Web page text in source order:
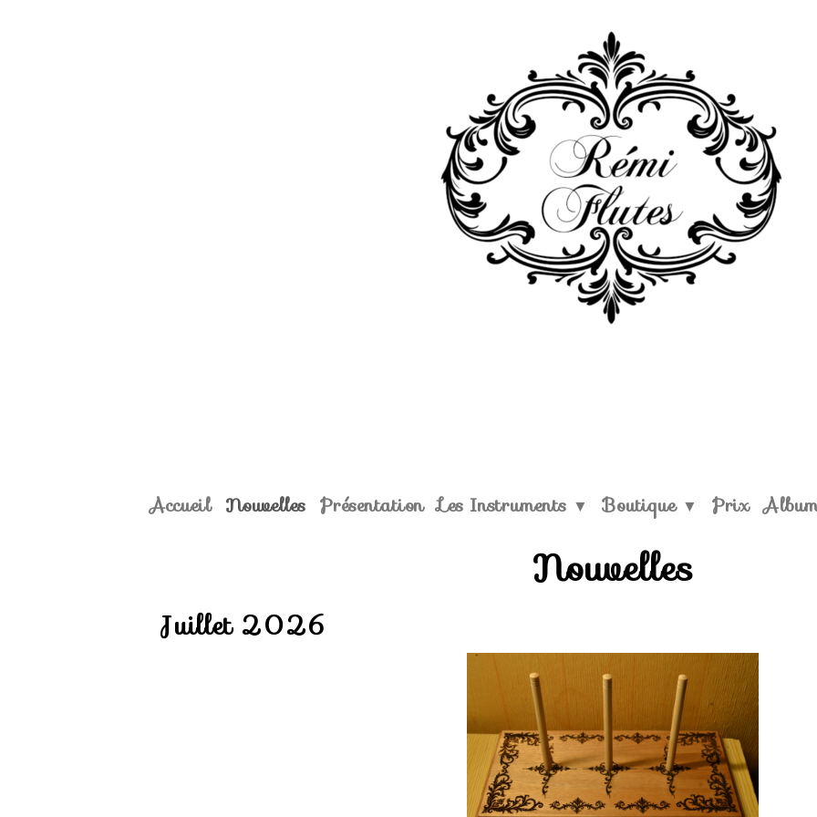
Accueil Nouvelles Présentation Les Instruments ▼ Boutique ▼ Prix
Nouvelles
Juillet 2026